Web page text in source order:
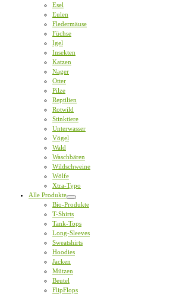
Esel
Eulen
Fledermäuse
Füchse
Igel
Insekten
Katzen
Nager
Otter
Pilze
Reptilien
Rotwild
Stinktiere
Unterwasser
Vögel
Wald
Waschbären
Wildschweine
Wölfe
Xtra-Typo
Alle Produkte
Bio-Produkte
T-Shirts
Tank-Tops
Long-Sleeves
Sweatshirts
Hoodies
Jacken
Mützen
Beutel
FlipFlops